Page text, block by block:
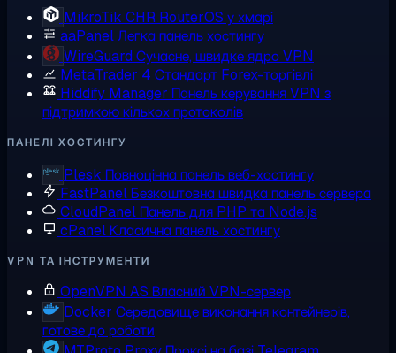
MikroTik CHR RouterOS у хмарі
aaPanelЛегка панель хостингу
WireGuard Сучасне, швидке ядро VPN
MetaTrader 4 Стандарт Forex-торгівлі
Hiddify Manager Панель керування VPN з
підтримкою кількох протоколів
ПАНЕЛІ ХОСТИНГУ
Plesk Повноцінна панель веб-хостингу
FastPanelБезкоштовна швидка панель сервера
CloudPanel Панель для PHP та Node.js
cPanelКласична панель хостингу
VPN ТА ІНСТРУМЕНТИ
OpenVPN AS Власний VPN-сервер
Docker Середовище виконання контейнерів,
готове до роботи